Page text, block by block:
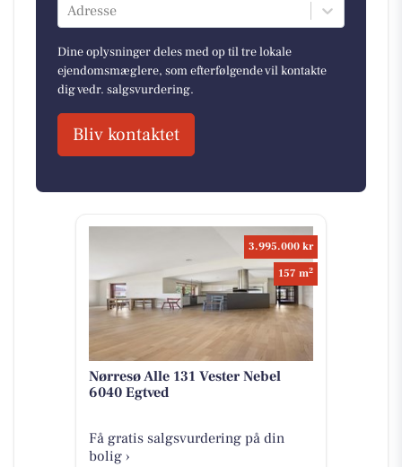
Adresse
Dine oplysninger deles med op til tre lokale
ejendomsmæglere, som efterfølgende vil kontakte
dig vedr. salgsvurdering.
Bliv kontaktet
3.995.000 kr
157 m2
Nørresø Alle 131 Vester Nebel
6040 Egtved
Få gratis salgsvurdering på din
bolig ›